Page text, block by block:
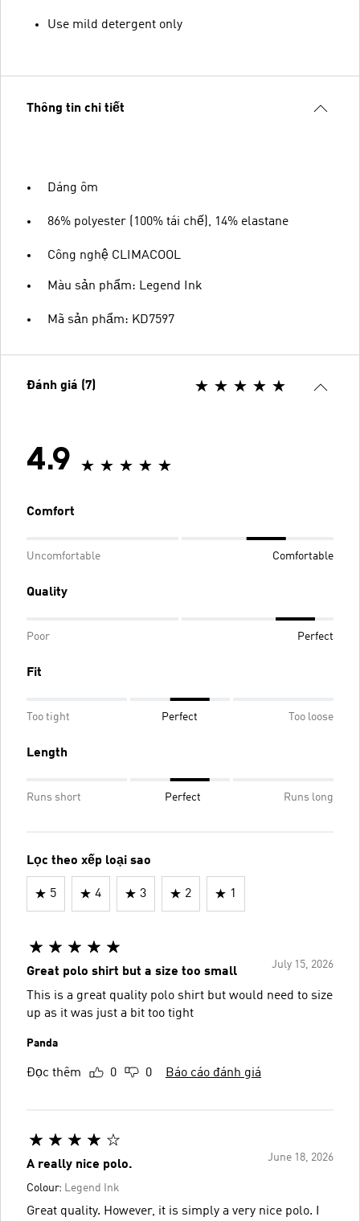
Use mild detergent only
Thông tin chi tiết
Dáng ôm
86% polyester (100% tái chế), 14% elastane
Công nghệ CLIMACOOL
Màu sản phẩm: Legend Ink
Mã sản phẩm: KD7597
Đánh giá (7)
4.9
Comfort
Uncomfortable Comfortable
Quality
Poor Perfect
Fit
Too tight Perfect Too loose
Length
Runs short Perfect Runs long
Lọc theo xếp loại sao
5 4 3 2 1
July 15, 2026
Great polo shirt but a size too small
This is a great quality polo shirt but would need to size
up as it was just a bit too tight
Panda
Đọc thêm 0 0 Báo cáo đánh giá
June 18, 2026
A really nice polo.
Colour: Legend Ink
Great quality. However, it is simply a very nice polo. I